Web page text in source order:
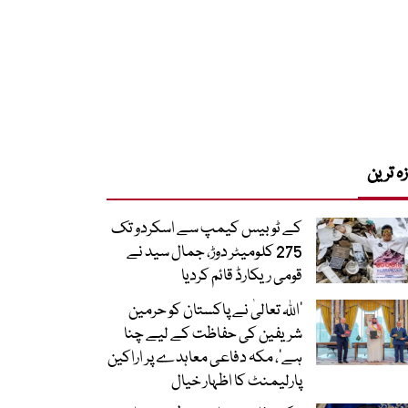
ترین
کے ٹو بیس کیمپ سے اسکردو تک
275 کلومیٹر دوڑ، جمال سید نے
قومی ریکارڈ قائم کردیا
’اللہ تعالیٰ نے پاکستان کو حرمین
شریفین کی حفاظت کے لیے چنا
ہے‘، مکہ دفاعی معاہدے پر اراکین
پارلیمنٹ کا اظہار خیال